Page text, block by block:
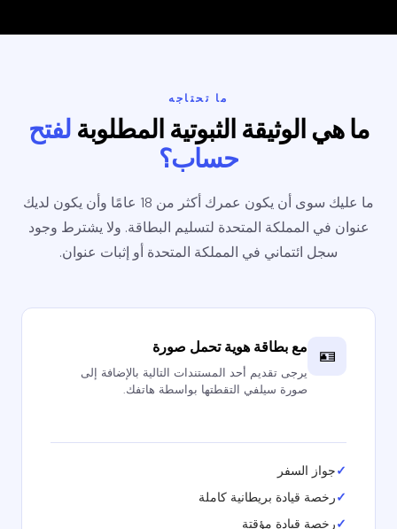
ما تحتاجه
ما هي الوثيقة الثبوتية المطلوبةلفتح
حساب؟
ما عليك سوى أن يكون عمرك أكثر من 18 عامًا وأن يكون لديك
عنوان في المملكة المتحدة لتسليم البطاقة. ولا يشترط وجود
سجل ائتماني في المملكة المتحدة أو إثبات عنوان.
🪪 مع بطاقة هوية تحمل صورة
يرجى تقديم أحد المستندات التالية بالإضافة إلى
صورة سيلفي التقطتها بواسطة هاتفك.
✓جواز السفر
✓رخصة قيادة بريطانية كاملة
✓رخصة قيادة مؤقتة